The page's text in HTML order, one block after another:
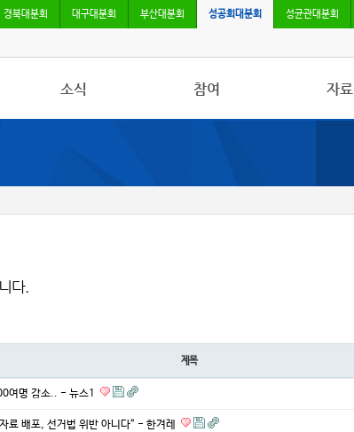
경북대분회 대구대분회 부산대분회 성공회대분회 성균관대분회
소식 참여 자료
다.
제목
여명 감소.. - 뉴스1
료 배포, 선거법 위반 아니다” - 한겨레